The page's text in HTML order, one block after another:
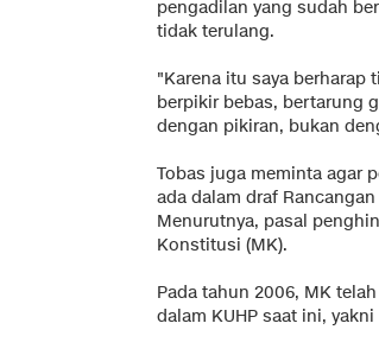
pengadilan yang sudah
tidak terulang.
"Karena itu saya
berpikir bebas, bertarung
dengan pikiran, bukan
Tobas juga meminta agar
ada dalam draf
Menurutnya, pasal
Konstitusi (MK).
Pada tahun 2006, MK
dalam KUHP saat ini, yakni